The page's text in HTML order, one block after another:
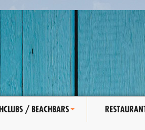
/ BEACHBARS